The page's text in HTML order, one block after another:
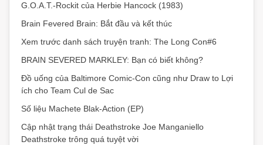
G.O.A.T.-Rockit của Herbie Hancock (1983)
Brain Fevered Brain: Bắt đầu và kết thúc
Xem trước danh sách truyện tranh: The Long Con#6
BRAIN SEVERED MARKLEY: Bạn có biết không?
Đồ uống của Baltimore Comic-Con cũng như Draw to Lợi
ích cho Team Cul de Sac
Số liệu Machete Blak-Action (EP)
Cập nhật trạng thái Deathstroke Joe Manganiello
Deathstroke trông quá tuyệt vời